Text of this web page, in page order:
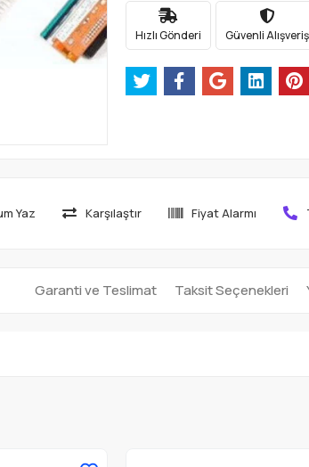
Hızlı Gönderi Güvenli Alışveriş
Yaz Karşılaştır Fiyat Alarmı
Garanti ve Teslimat Taksit Seçenekleri